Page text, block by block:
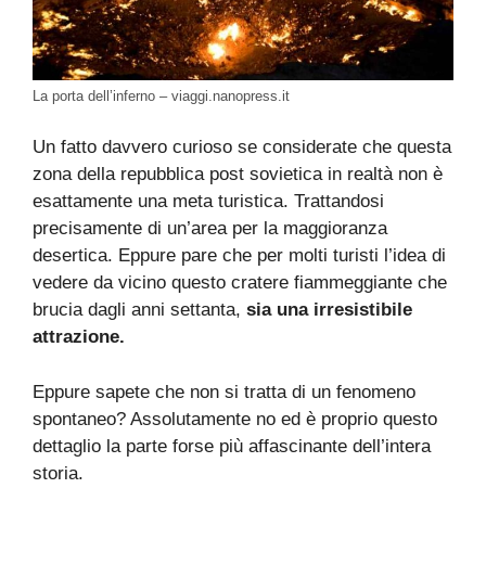
La porta dell’inferno – viaggi.nanopress.it
Un fatto davvero curioso se considerate che questa
zona della repubblica post sovietica in realtà non è
esattamente una meta turistica. Trattandosi
precisamente di un’area per la maggioranza
desertica. Eppure pare che per molti turisti l’idea di
vedere da vicino questo cratere fiammeggiante che
brucia dagli anni settanta, sia una irresistibile
attrazione.
Eppure sapete che non si tratta di un fenomeno
spontaneo? Assolutamente no ed è proprio questo
dettaglio la parte forse più affascinante dell’intera
storia.